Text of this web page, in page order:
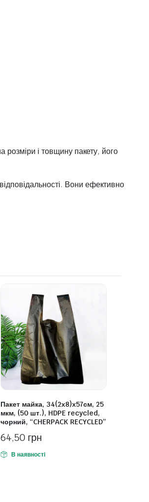
розміри і товщину пакету, його
Вони ефективно
Пакет майка, 34(2х8)х57см, 25
мкм, (50 шт.), HDPE recycled,
чорний, “CHERPACK RECYCLED”
64,50 грн
В наявності